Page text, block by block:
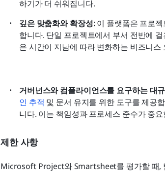
하기가 더 쉬워집니다.
깊은 맞춤화와 확장성: 이 플랫폼은 프로
합니다. 단일 프로젝트에서 부서 전반에
은 시간이 지남에 따라 변화하는 비즈니
거버넌스와 컴플라이언스를 요구하는 대
인 추적 및 문서 유지를 위한 도구를 제공
니다. 이는 책임성과 프로세스 준수가 중
제한 사항
Microsoft Project와 Smartsheet를 평가할 때,